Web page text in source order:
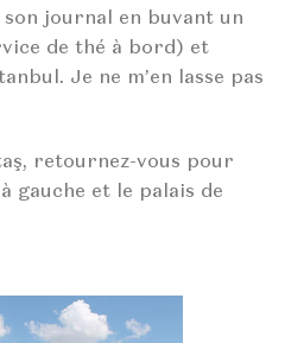
journal en buvant un
de thé à bord) et
Je ne m’en lasse pas
retournez-vous pour
gauche et le palais de